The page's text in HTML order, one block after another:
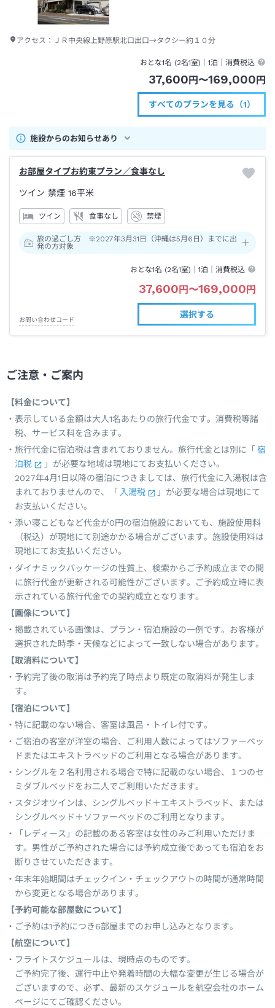
アクセス： ＪＲ中央線上野原駅北口出口→タクシー約１０分
おとな1名 (2名1室)｜1泊 ｜消費税込
37,600 円 〜169,000 円
すべてのプランを見る（1）
施設からのお知らせあり
お部屋タイプお約束プラン／食事なし
ツイン 禁煙 16平米
ツイン 食事なし 禁煙
旅の過ごし方 ※2027年3月31日（沖縄は5月6日）までに出
発の方対象
おとな1名 (2名1室)｜1泊 ｜消費税込
37,600 円 〜169,000 円
お問い合わせコード
選択する
ご注意・ご案内
【料金について】
表示している金額は大人1名あたりの旅行代金です。消費税等諸
税、サービス料を含みます。
旅行代金に宿泊税は含まれておりません。旅行代金とは別に「 宿
泊税
」が必要な地域は現地にてお支払いください。
2027年4月1日以降の宿泊につきましては、旅行代金に入湯税は含
まれておりませんので、「 入湯税
」が必要な場合は現地にて
お支払いください。
添い寝こどもなど代金が0円の宿泊施設においても、施設使用料
（税込）が現地にて別途かかる場合がございます。施設使用料は
現地にてお支払いください。
ダイナミックパッケージの性質上、検索からご予約成立までの間
に旅行代金が更新される可能性がございます。ご予約成立時に表
示されている旅行代金での契約成立となります。
【画像について】
掲載されている画像は、プラン・宿泊施設の一例です。お客様が
選択された時季・天候などによって一致しない場合があります。
【取消料について】
予約完了後の取消は予約完了時点より既定の取消料が発生しま
す。
【宿泊について】
特に記載のない場合、客室は風呂・トイレ付です。
ご宿泊の客室が洋室の場合、ご利用人数によってはソファーベッ
ドまたはエキストラベッドのご利用となる場合があります。
シングルを２名利用される場合で特に記載のない場合、１つのセ
ミダブルベッドをお二人でご利用いただきます。
スタジオツインは、シングルベッド＋エキストラベッド、または
シングルベッド＋ソファーベッドのご利用となります。
「レディース」の記載のある客室は女性のみご利用いただけま
す。男性がご予約された場合には予約成立後であっても宿泊をお
断りさせていただきます。
年末年始期間はチェックイン・チェックアウトの時間が通常時間
から変更となる場合があります。
【予約可能な部屋数について】
ご予約は1予約につき6部屋までのお申し込みとなります。
【航空について】
フライトスケジュールは、現時点のものです。
ご予約完了後、運行中止や発着時間の大幅な変更が生じる場合が
ございますので、必ず、最新のスケジュールを航空会社のホーム
ページにてご確認ください。